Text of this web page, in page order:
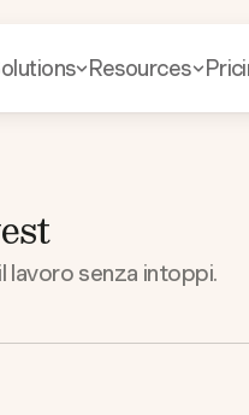
Resources
lavoro senza intoppi.